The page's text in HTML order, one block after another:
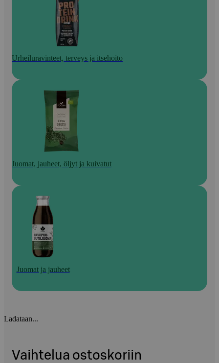
Urheiluravinteet, terveys ja itsehoito
Juomat, jauheet, öljyt ja kuivatut
Juomat ja jauheet
Ladataan...
Vaihtelua ostoskoriin